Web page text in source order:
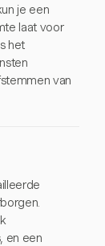
je een
laat voor
het
van
en een